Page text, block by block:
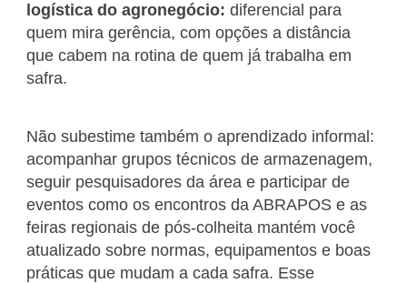
logística do agronegócio: diferencial para
quem mira gerência, com opções a distância
que cabem na rotina de quem já trabalha em
safra.
Não subestime também o aprendizado informal:
acompanhar grupos técnicos de armazenagem,
seguir pesquisadores da área e participar de
eventos como os encontros da ABRAPOS e as
feiras regionais de pós-colheita mantém você
atualizado sobre normas, equipamentos e boas
práticas que mudam a cada safra. Esse